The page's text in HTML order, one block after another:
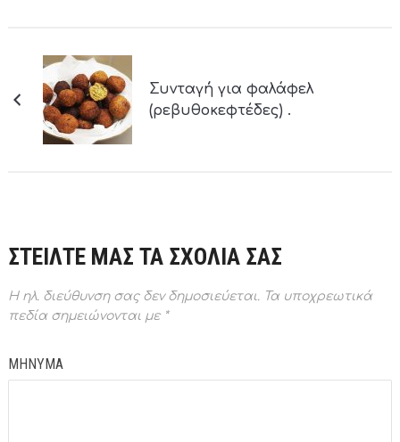
Συνταγή για φαλάφελ
(ρεβυθοκεφτέδες) .
ΣΤΕΙΛΤΕ ΜΑΣ ΤΑ ΣΧΟΛΙΑ ΣΑΣ
Η ηλ. διεύθυνση σας δεν δημοσιεύεται.Τα υποχρεωτικά
πεδία σημειώνονται με *
ΜΗΝΥΜΑ